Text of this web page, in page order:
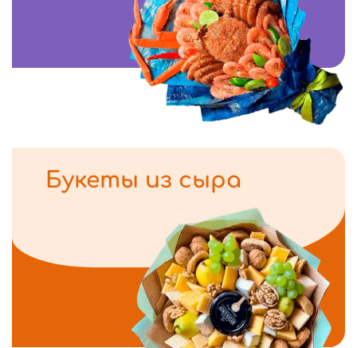
Букеты из сыра